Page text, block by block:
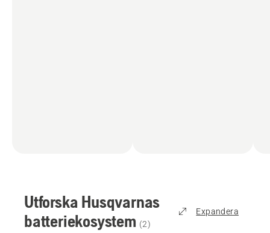
Utforska Husqvarnas
batteriekosystem (2)
Expandera